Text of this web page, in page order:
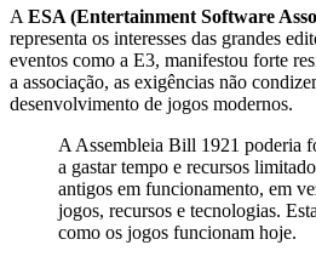
A ESA (Entertainment Software
representa os interesses das grandes
eventos como a E3, manifestou forte
a associação, as exigências não
desenvolvimento de jogos modernos.
A Assembleia Bill 1921 poderia
a gastar tempo e recursos
antigos em funcionamento, em
jogos, recursos e tecnologias.
como os jogos funcionam hoje.